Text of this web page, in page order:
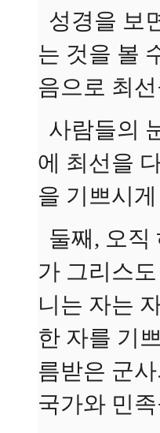
성경을 보
는 것을 볼
음으로 최
사람들의
에 최선을
을 기쁘시
둘째, 오직
가 그리스
니는 자는
한 자를 기
름받은 군
국가와 민